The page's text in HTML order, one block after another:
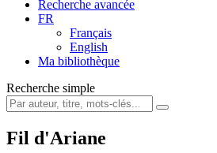
Recherche avancée
FR
Français
English
Ma bibliothèque
Recherche simple
Fil d'Ariane